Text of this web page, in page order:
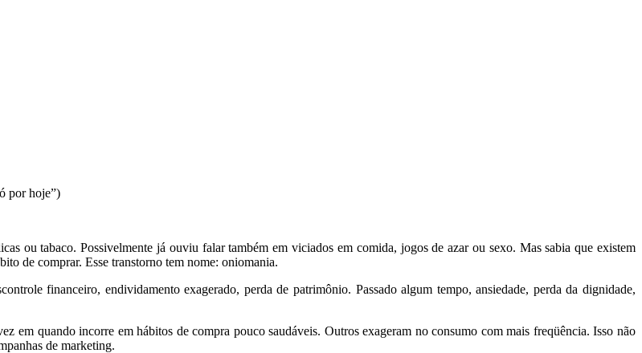
por hoje”)
ou tabaco. Possivelmente já ouviu falar também em viciados em comida, jogos de azar ou sexo. Mas sabia que existem
de comprar. Esse transtorno tem nome: oniomania.
financeiro, endividamento exagerado, perda de patrimônio. Passado algum tempo, ansiedade, perda da dignidade,
em quando incorre em hábitos de compra pouco saudáveis. Outros exageram no consumo com mais freqüência. Isso não
de marketing.